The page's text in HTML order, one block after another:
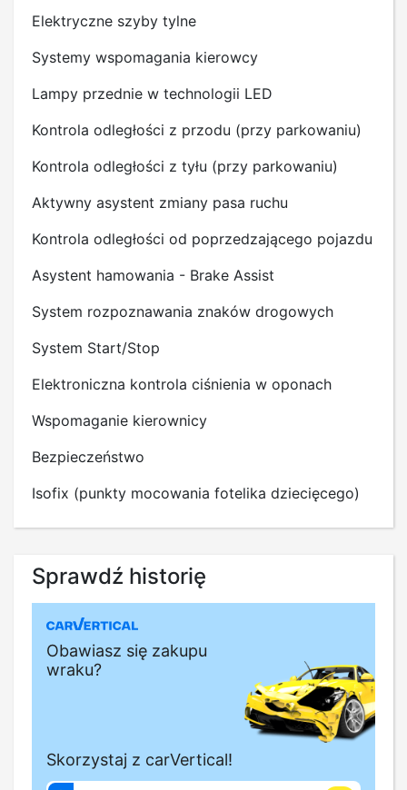
Elektryczne szyby tylne
Systemy wspomagania kierowcy
Lampy przednie w technologii LED
Kontrola odległości z przodu (przy parkowaniu)
Kontrola odległości z tyłu (przy parkowaniu)
Aktywny asystent zmiany pasa ruchu
Kontrola odległości od poprzedzającego pojazdu
Asystent hamowania - Brake Assist
System rozpoznawania znaków drogowych
System Start/Stop
Elektroniczna kontrola ciśnienia w oponach
Wspomaganie kierownicy
Bezpieczeństwo
Isofix (punkty mocowania fotelika dziecięcego)
Sprawdź historię